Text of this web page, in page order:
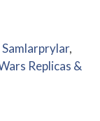
Samlarprylar,
Replicas &